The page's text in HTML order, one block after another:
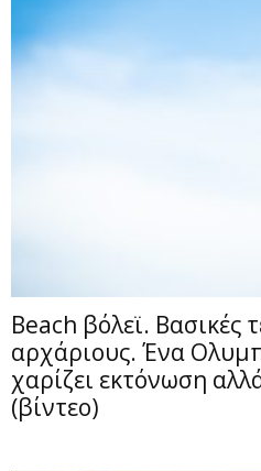
Beach βόλεϊ. Βασικές
αρχάριους. Ένα
χαρίζει εκτόνωση
(βίντεο)